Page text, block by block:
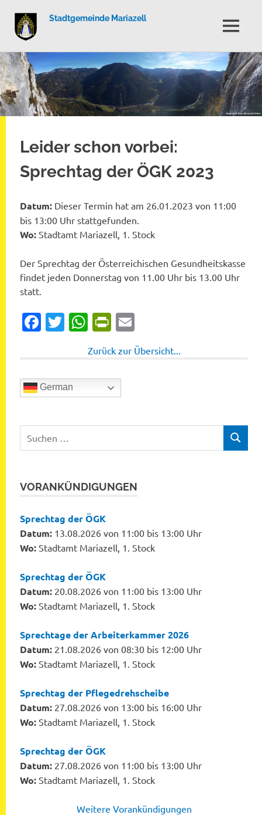
Zum
Inhalt
springen
Stadtgemeinde Mariazell
MENÜ
Leider schon vorbei:
Sprechtag der ÖGK 2023
Datum: Dieser Termin hat am 26.01.2023 von 11:00
bis 13:00 Uhr stattgefunden.
Wo: Stadtamt Mariazell, 1. Stock
Der Sprechtag der Österreichischen Gesundheitskasse
findet jeden Donnerstag von 11.00 Uhr bis 13.00 Uhr
statt.
Facebook
Twitter
WhatsApp
PrintFriendly
Zurück zur Übersicht...
German
nach:
SUCHEN
VORANKÜNDIGUNGEN
Sprechtag der ÖGK
Datum: 13.08.2026 von 11:00 bis 13:00 Uhr
Wo: Stadtamt Mariazell, 1. Stock
Sprechtag der ÖGK
Datum: 20.08.2026 von 11:00 bis 13:00 Uhr
Wo: Stadtamt Mariazell, 1. Stock
Sprechtage der Arbeiterkammer 2026
Datum: 21.08.2026 von 08:30 bis 12:00 Uhr
Wo: Stadtamt Mariazell, 1. Stock
Sprechtag der Pflegedrehscheibe
Datum: 27.08.2026 von 13:00 bis 16:00 Uhr
Wo: Stadtamt Mariazell, 1. Stock
Sprechtag der ÖGK
Datum: 27.08.2026 von 11:00 bis 13:00 Uhr
Wo: Stadtamt Mariazell, 1. Stock
Weitere Vorankündigungen